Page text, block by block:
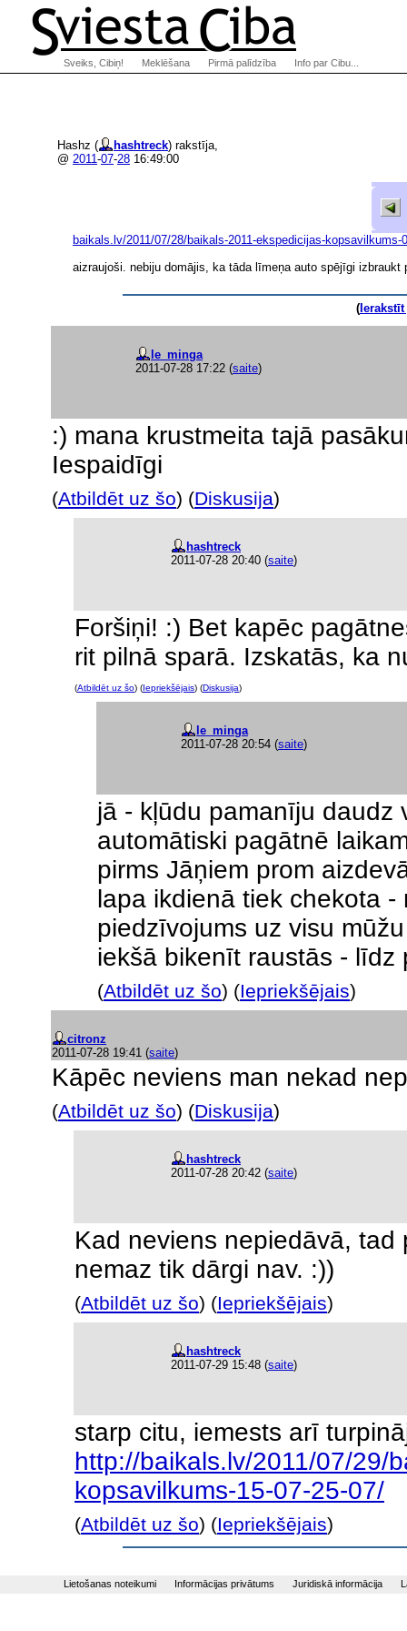
Hashz ( hashtreck) rakstīja,
@ 2011-07-28 16:49:00
baikals.lv/2011/07/28/baikals-2011-ekspedicijas-kopsavilkums-
aizraujoši. nebiju domājis, ka tāda līmeņa auto spējīgi izbraukt
(
le_minga
2011-07-28 17:22 (saite)
:) mana krustmeita tajā
Iespaidīgi
(Atbildēt uz šo) (Diskusija)
hashtreck
2011-07-28 20:40 (saite)
Foršiņi! :) Bet kapēc
rit pilnā sparā. Izskatās, ka
(Atbildēt uz šo) (Iepriekšējais) (Diskusija)
le_minga
2011-07-28 20:54 (saite)
jā - kļūdu pamanīju daudz
automātiski pagātnē
pirms Jāņiem prom
lapa ikdienā tiek chekota
piedzīvojums uz visu
iekšā bikenīt raustās - līdz
(Atbildēt uz šo) (Iepriekšējais)
citronz
2011-07-28 19:41 (saite)
Kāpēc neviens man nekad
(Atbildēt uz šo) (Diskusija)
hashtreck
2011-07-28 20:42 (saite)
Kad neviens nepiedāvā,
nemaz tik dārgi nav. :))
(Atbildēt uz šo) (Iepriekšējais)
hashtreck
2011-07-29 15:48 (saite)
starp citu, iemests arī
http://baikals.lv/2011/07/29/
kopsavilkums-15-07-25-07/
(Atbildēt uz šo) (Iepriekšējais)
Sveiks, Cibiņ! Meklēšana Pirmā palīdzība Info par Cibu...
Lietošanas noteikumi Informācijas privātums Juridiskā informācija